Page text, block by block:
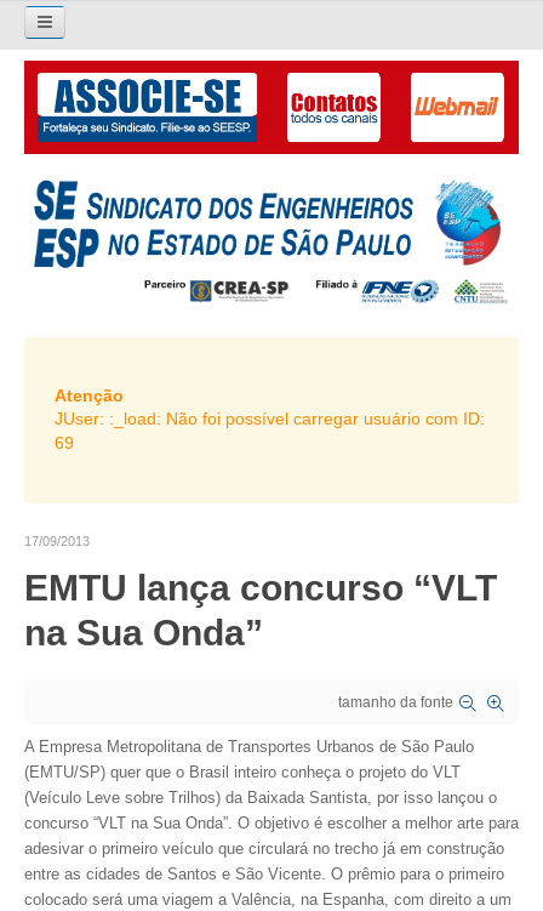
Pesquisar...
O SINDICATO
APRESENTAÇÃO
PALAVRA DO PRESIDENTE
DIRETORIA
LIVRO GESTÃO 2026-2029
SUBSEDES SINDICAIS
ORGANOGRAMA
CRESCE BRASIL
CONSELHO TECNOLÓGICO
CONSELHOS ASSESSORES
PERSONALIDADES DA TECNOLOGIA
NÚCLEO DA MULHER ENGENHEIRA
Atenção
JUser: :_load: Não foi possível carregar usuário com ID:
69
17/09/2013
EMTU lança concurso “VLT
na Sua Onda”
tamanho da fonte
A Empresa Metropolitana de Transportes Urbanos de São Paulo
(EMTU/SP) quer que o Brasil inteiro conheça o projeto do VLT
(Veículo Leve sobre Trilhos) da Baixada Santista, por isso lançou o
concurso “VLT na Sua Onda”. O objetivo é escolher a melhor arte para
adesivar o primeiro veículo que circulará no trecho já em construção
entre as cidades de Santos e São Vicente. O prêmio para o primeiro
colocado será uma viagem a Valência, na Espanha, com direito a um